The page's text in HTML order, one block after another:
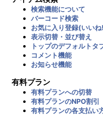
検索機能について
バーコード検索
お気に入り登録(いい
表示切替・並び替え
トップのデフォルトタ
コメント機能
お知らせ機能
有料プラン
有料プランへの切替
有料プランのNPO割引
有料プランの各支払い